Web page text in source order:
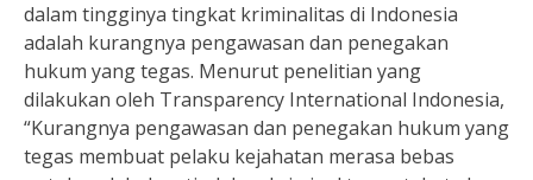
dalam tingginya tingkat kriminalitas di Indonesia
adalah kurangnya pengawasan dan penegakan
hukum yang tegas. Menurut penelitian yang
dilakukan oleh Transparency International Indonesia,
“Kurangnya pengawasan dan penegakan hukum yang
tegas membuat pelaku kejahatan merasa bebas